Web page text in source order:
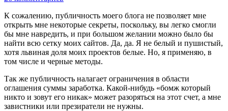
К сожалению, публичность моего блога не позволяет мне
открыть мне некоторые секреты, поскольку, вы легко смогли
бы мне навредить, и при большом желании можно было бы
найти всю сетку моих сайтов. Да, да. Я не белый и пушистый,
хотя львиная доля моих проектов белые. Но, я применяю, в
том числе и черные методы.
Так же публичность налагает ограничения в области
оглашения суммы заработка. Какой-нибудь «бомж который
никто и зовут его никак» может разоряться на этот счет, а мне
завистники или презиратели не нужны.